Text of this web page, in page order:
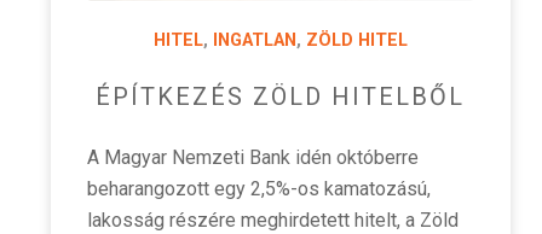
HITEL, INGATLAN , ZÖLD HITEL
ÉPÍTKEZÉS ZÖLD HITELBŐL
A Magyar Nemzeti Bank idén októberre
beharangozott egy 2,5%-os kamatozású,
lakosság részére meghirdetett hitelt, a Zöld